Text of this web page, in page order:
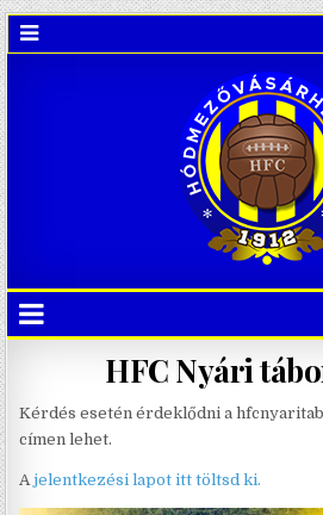
HFC Nyári
Kérdés esetén érdeklődni a
címen lehet.
Ajelentkezési lapot itt töltsd ki.